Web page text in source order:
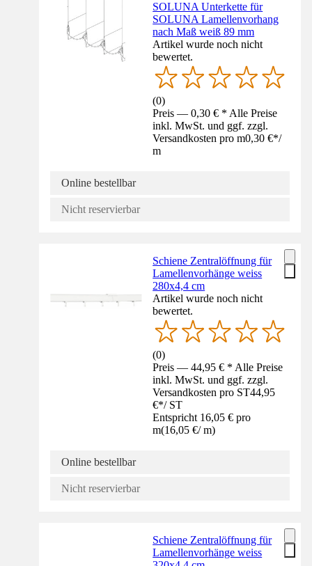
SOLUNA Unterkette für
SOLUNA Lamellenvorhang
nach Maß weiß 89 mm
Artikel wurde noch nicht
bewertet.
(0)
Preis — 0,30 € * Alle Preise
inkl. MwSt. und ggf. zzgl.
Versandkosten pro m0,30 €*/
m
Online bestellbar
Nicht reservierbar
Schiene Zentralöffnung für
Lamellenvorhänge weiss
280x4,4 cm
Artikel wurde noch nicht
bewertet.
(0)
Preis — 44,95 € * Alle Preise
inkl. MwSt. und ggf. zzgl.
Versandkosten pro ST44,95
€*/ ST
Entspricht 16,05 € pro
m(16,05 €/ m)
Online bestellbar
Nicht reservierbar
Schiene Zentralöffnung für
Lamellenvorhänge weiss